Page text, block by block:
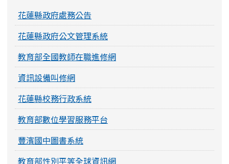
花蓮縣政府處務公告
花蓮縣政府公文管理系統
教育部全國教師在職進修網
資訊設備叫修網
花蓮縣校務行政系統
教育部數位學習服務平台
豐濱國中圖書系統
教育部性別平等全球資訊網